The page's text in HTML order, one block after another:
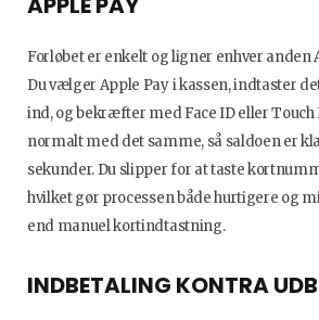
Forløbet er enkelt og ligner enhver anden
Du vælger Apple Pay i kassen, indtaster
ind, og bekræfter med Face ID eller Touch
normalt med det samme, så saldoen er
sekunder. Du slipper for at taste
hvilket gør processen både hurtigere og
end manuel kortindtastning.
INDBETALING KONTRA